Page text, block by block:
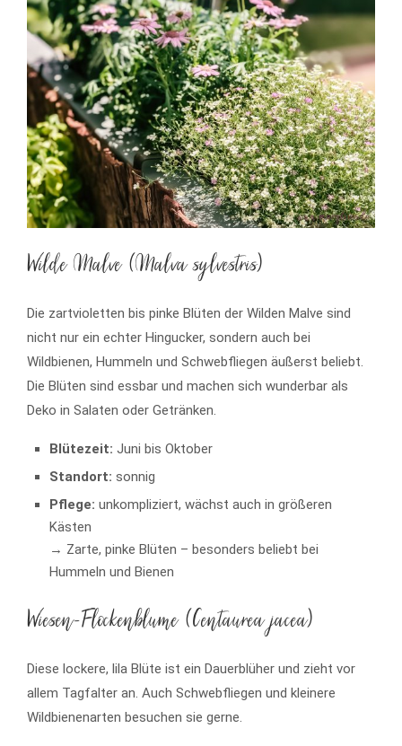
Wilde Malve (Malva sylvestris)
Die zartvioletten bis pinke Blüten der Wilden Malve sind
nicht nur ein echter Hingucker, sondern auch bei
Wildbienen, Hummeln und Schwebfliegen äußerst beliebt.
Die Blüten sind essbar und machen sich wunderbar als
Deko in Salaten oder Getränken.
Blütezeit: Juni bis Oktober
Standort: sonnig
Pflege: unkompliziert, wächst auch in größeren
Kästen
→ Zarte, pinke Blüten – besonders beliebt bei
Hummeln und Bienen
Wiesen-Flockenblume (Centaurea jacea)
Diese lockere, lila Blüte ist ein Dauerblüher und zieht vor
allem Tagfalter an. Auch Schwebfliegen und kleinere
Wildbienenarten besuchen sie gerne.